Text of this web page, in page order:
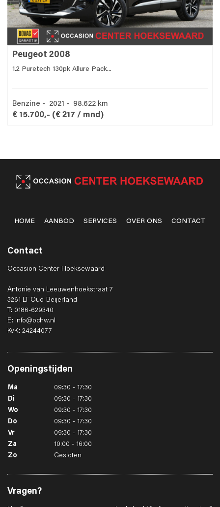
Peugeot 2008
1.2 Puretech 130pk Allure Pack...
Benzine - 2021 - 98.622 km
€ 15.700,- (€ 217 / mnd)
HOME AANBOD SERVICES OVER ONS CONTACT
Contact
Occasion Center Hoeksewaard
Antonie van Leeuwenhoekstraat 7
3261 LT Oud-Beijerland
T: 0186-629340
E: info@ochw.nl
KvK: 24244077
Openingstijden
Ma
09:30 - 17:30
Di
09:30 - 17:30
Wo
09:30 - 17:30
Do
09:30 - 17:30
Vr
09:30 - 17:30
Za
10:00 - 16:00
Zo
Gesloten
Vragen?